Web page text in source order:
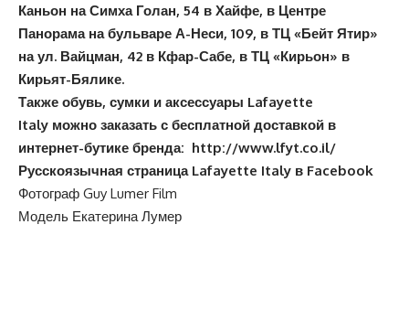
Каньон на Симха Голан, 54 в Хайфе, в Центре
Панорама на бульваре А-Неси, 109, в ТЦ «Бейт Ятир»
на ул. Вайцман, 42 в Кфар-Сабе, в ТЦ «Кирьон» в
Кирьят-Бялике.
Также обувь, сумки и аксессуары Lafayette
Italy можно заказать с бесплатной доставкой в
интернет-бутике бренда: http://www.lfyt.co.il/
Русскоязычная страница Lafayette Italy в Facebook
Фотограф Guy Lumer Film
Модель Екатерина Лумер